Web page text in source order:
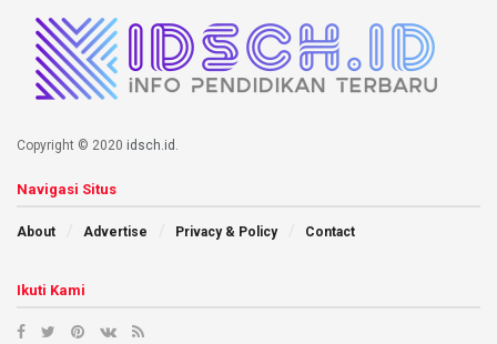
Copyright © 2020 idsch.id
Navigasi Situs
About Advertise Privacy & Policy Contact
Ikuti Kami